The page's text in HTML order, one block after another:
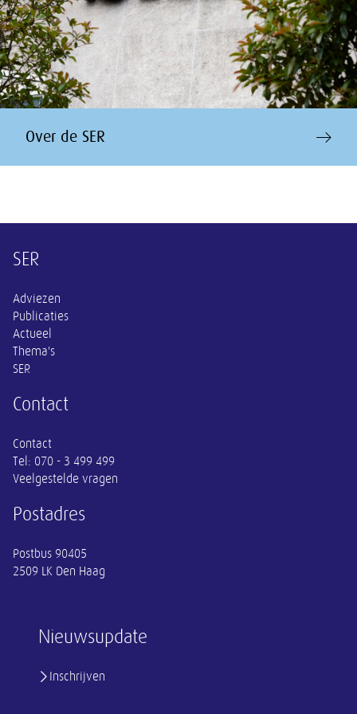
Over de SER
Overige informatie
Nieuwsupdate
Inschrijven
SER
Adviezen
Publicaties
Actueel
Thema's
SER
Contact
Contact
Tel: 070 - 3 499 499
Veelgestelde vragen
Postadres
Postbus 90405
2509 LK Den Haag